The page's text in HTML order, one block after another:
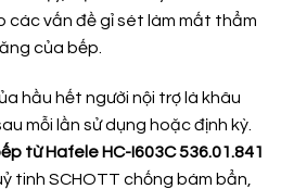
các vấn đề gỉ sét làm mất thẩm
của bếp.
hầu hết người nội trợ là khâu
mỗi lần sử dụng hoặc định kỳ.
từ Hafele HC-I603C 536.01.841
tinh SCHOTT chống bám bẩn,